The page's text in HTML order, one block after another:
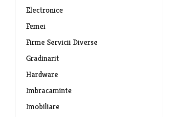
Electronice
Femei
Firme Servicii Diverse
Gradinarit
Hardware
Imbracaminte
Imobiliare